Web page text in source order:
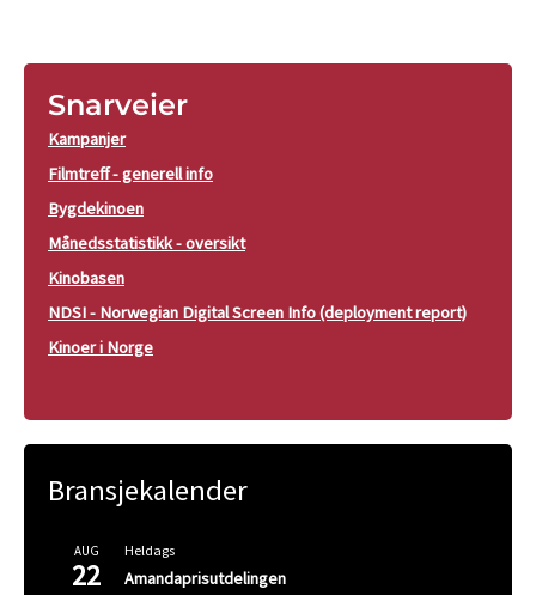
Snarveier
Kampanjer
Filmtreff - generell info
Bygdekinoen
Månedsstatistikk - oversikt
Kinobasen
NDSI - Norwegian Digital Screen Info (deployment report)
Kinoer i Norge
Bransjekalender
AUG
22
Heldags
Amandaprisutdelingen